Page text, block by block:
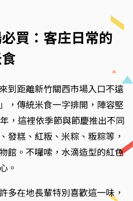
買：客庄日常的
到距離新竹關西市場入口不遠
，傳統米食一字排開，陣容堅
，這裡依季節與節慶推出不同
發糕、紅粄、米粽、粄粽等，
館。不囉嗦，水滴造型的紅色
。
多在地長輩特別喜歡這一味，